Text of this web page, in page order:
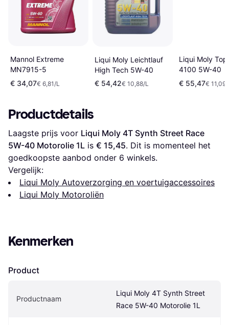
Mannol Extreme
MN7915-5
€ 34,07€ 6,81/L
Liqui Moly Leichtlauf
High Tech 5W-40
€ 54,42€ 10,88/L
Liqui Moly Top
4100 5W-40
€ 55,47€ 11,09/
Productdetails
Laagste prijs voor Liqui Moly 4T Synth Street Race
5W-40 Motorolie 1L is € 15,45. Dit is momenteel het
goedkoopste aanbod onder 6 winkels.
Vergelijk:
Liqui Moly Autoverzorging en voertuigaccessoires
Liqui Moly Motoroliën
Kenmerken
Product
Productnaam
Liqui Moly 4T Synth Street
Race 5W-40 Motorolie 1L